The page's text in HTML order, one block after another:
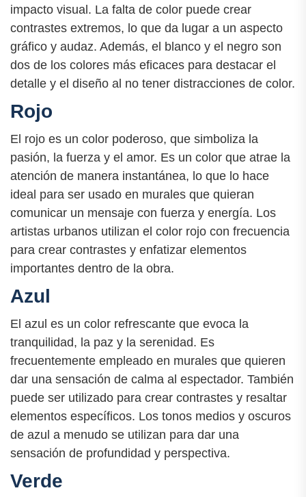
impacto visual. La falta de color puede crear
contrastes extremos, lo que da lugar a un aspecto
gráfico y audaz. Además, el blanco y el negro son
dos de los colores más eficaces para destacar el
detalle y el diseño al no tener distracciones de color.
Rojo
El rojo es un color poderoso, que simboliza la
pasión, la fuerza y el amor. Es un color que atrae la
atención de manera instantánea, lo que lo hace
ideal para ser usado en murales que quieran
comunicar un mensaje con fuerza y energía. Los
artistas urbanos utilizan el color rojo con frecuencia
para crear contrastes y enfatizar elementos
importantes dentro de la obra.
Azul
El azul es un color refrescante que evoca la
tranquilidad, la paz y la serenidad. Es
frecuentemente empleado en murales que quieren
dar una sensación de calma al espectador. También
puede ser utilizado para crear contrastes y resaltar
elementos específicos. Los tonos medios y oscuros
de azul a menudo se utilizan para dar una
sensación de profundidad y perspectiva.
Verde